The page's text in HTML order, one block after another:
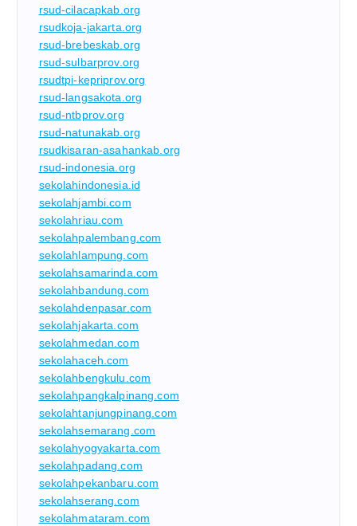
rsud-cilacapkab.org
rsudkoja-jakarta.org
rsud-brebeskab.org
rsud-sulbarprov.org
rsudtpi-kepriprov.org
rsud-langsakota.org
rsud-ntbprov.org
rsud-natunakab.org
rsudkisaran-asahankab.org
rsud-indonesia.org
sekolahindonesia.id
sekolahjambi.com
sekolahriau.com
sekolahpalembang.com
sekolahlampung.com
sekolahsamarinda.com
sekolahbandung.com
sekolahdenpasar.com
sekolahjakarta.com
sekolahmedan.com
sekolahaceh.com
sekolahbengkulu.com
sekolahpangkalpinang.com
sekolahtanjungpinang.com
sekolahsemarang.com
sekolahyogyakarta.com
sekolahpadang.com
sekolahpekanbaru.com
sekolahserang.com
sekolahmataram.com